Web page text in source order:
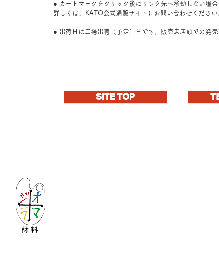
● カートマークをクリック後にリンク先へ移動しない場
詳しくは、
KATO公式通販サイト にお問い合わせください
● 出荷日は工場出荷（予定）日です。販売店店頭での発
SITE TOP